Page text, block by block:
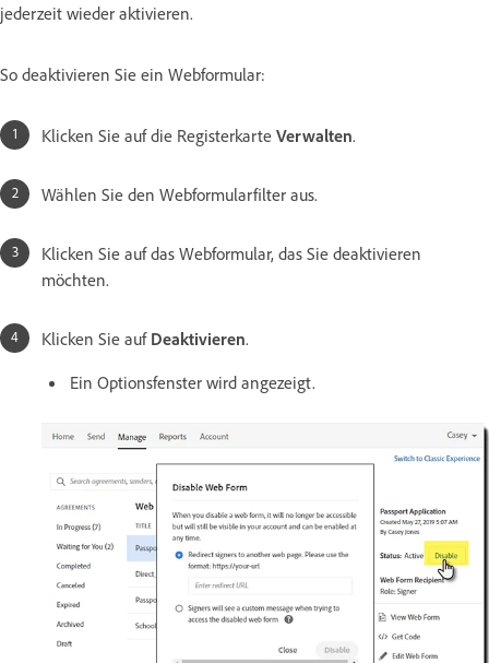
jederzeit wieder aktivieren.
So deaktivieren Sie ein Webformular:
Klicken Sie auf die Registerkarte Verwalten.
Wählen Sie den Webformularfilter aus.
Klicken Sie auf das Webformular, das Sie deaktivieren
möchten.
Klicken Sie auf Deaktivieren.
Ein Optionsfenster wird angezeigt.